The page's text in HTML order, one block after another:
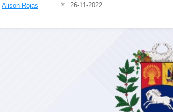
Alison Rojas 26-11-2022